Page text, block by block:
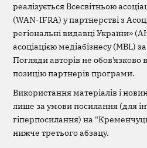
реалізується Всесвітньою
(WAN-IFRA) у партнерстві з
регіональні видавці України»
асоціацією медіабізнесу (MBL)
Погляди авторів не обов’язково
позицію партнерів програми.
Використання матеріалів і
лише за умови посилання (для
гіперпосилання) на
нижче третього абзацу.